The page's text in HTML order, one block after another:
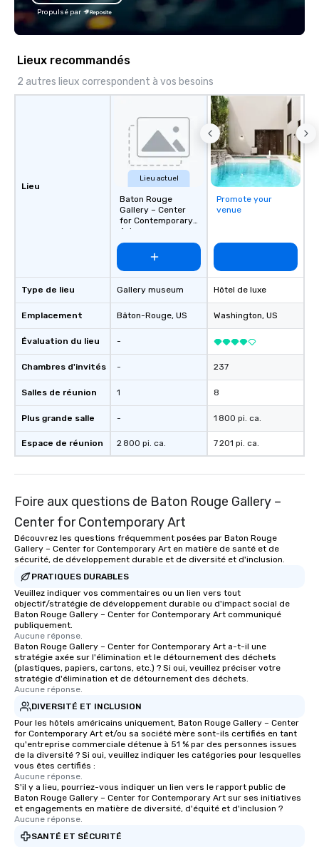
take pride in not only
owned company.
Propulsé par
Lieux recommandés
2 autres lieux correspondent à vos besoins
Lieu
Type de lieu
Emplacement
Évaluation du lieu
Chambres d'invités
Salles de réunion
Plus grande salle
Espace de réunion
Lieu actuel
Baton Rouge
Gallery – Center
for Contemporary
Art
Gallery museum
Bâton-Rouge, US
-
-
1
-
2 800 pi. ca.
Promote your
venue
Hôtel de luxe
Washington, US
237
8
1 800 pi. ca.
7 201 pi. ca.
Foire aux questions de Baton Rouge Gallery –
Center for Contemporary Art
Découvrez les questions fréquemment posées par Baton Rouge
Gallery – Center for Contemporary Art en matière de santé et de
sécurité, de développement durable et de diversité et d'inclusion.
PRATIQUES DURABLES
Veuillez indiquer vos commentaires ou un lien vers tout
objectif/stratégie de développement durable ou d'impact social de
Baton Rouge Gallery – Center for Contemporary Art communiqué
publiquement.
Aucune réponse.
Baton Rouge Gallery – Center for Contemporary Art a-t-il une
stratégie axée sur l'élimination et le détournement des déchets
(plastiques, papiers, cartons, etc.) ? Si oui, veuillez préciser votre
stratégie d'élimination et de détournement des déchets.
Aucune réponse.
DIVERSITÉ ET INCLUSION
Pour les hôtels américains uniquement, Baton Rouge Gallery – Center
for Contemporary Art et/ou sa société mère sont-ils certifiés en tant
qu'entreprise commerciale détenue à 51 % par des personnes issues
de la diversité ? Si oui, veuillez indiquer les catégories pour lesquelles
vous êtes certifiés :
Aucune réponse.
S'il y a lieu, pourriez-vous indiquer un lien vers le rapport public de
Baton Rouge Gallery – Center for Contemporary Art sur ses initiatives
et engagements en matière de diversité, d'équité et d'inclusion ?
Aucune réponse.
SANTÉ ET SÉCURITÉ